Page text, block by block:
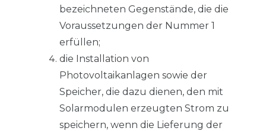
bezeichneten Gegenstände, die die
Voraussetzungen der Nummer 1
erfüllen;
die Installation von
Photovoltaikanlagen sowie der
Speicher, die dazu dienen, den mit
Solarmodulen erzeugten Strom zu
speichern, wenn die Lieferung der